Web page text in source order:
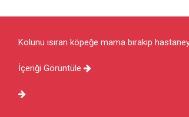
Kolunu ısıran köpeğe mama bırakıp
İçeriği Görüntüle